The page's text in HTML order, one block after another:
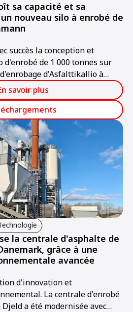
sa capacité et sa
nouveau silo à enrobé de
succès la conception et
de 1 000 tonnes sur
d'Asfalttikallio à
savoir plus
la centrale d'asphalte de
grâce à une
avancée
d'innovation et
La centrale d'enrobé
a été modernisée avec